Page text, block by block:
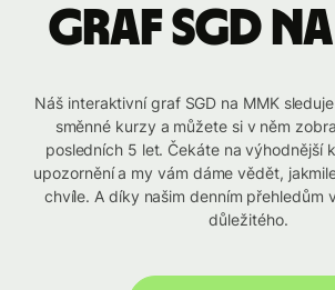
graf SGD na
Náš interaktivní graf SGD na MMK
směnné kurzy a můžete si v něm
posledních 5 let. Čekáte na výhodnější
upozornění a my vám dáme vědět,
chvíle. A díky našim denním přehledům
důležitého.